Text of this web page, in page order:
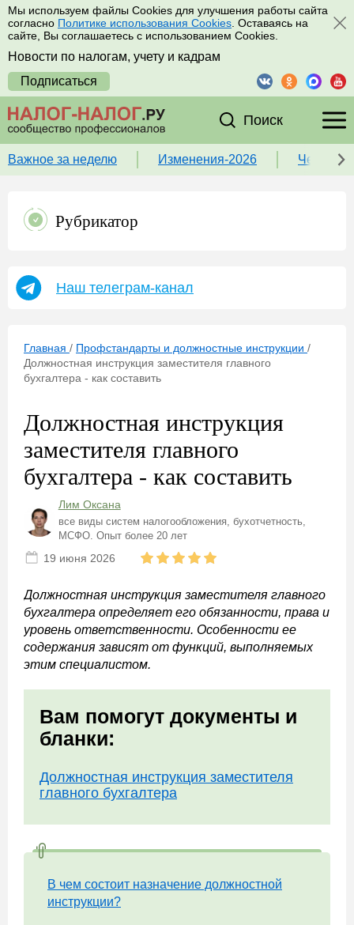
Мы используем файлы Cookies для улучшения работы сайта
согласно Политике использования Cookies . Оставаясь на
сайте, Вы соглашаетесь с использованием Cookies.
Новости по налогам, учету и кадрам
Подписаться
Поиск
Важное за неделю Изменения-2026 Чек-
Рубрикатор
Наш телеграм-канал
Главная / Профстандарты и должностные инструкции /
Должностная инструкция заместителя главного
бухгалтера - как составить
Должностная инструкция
заместителя главного
бухгалтера - как составить
Лим Оксана
все виды систем налогообложения, бухотчетность,
МСФО. Опыт более 20 лет
19 июня 2026
Должностная инструкция заместителя главного
бухгалтера определяет его обязанности, права и
уровень ответственности. Особенности ее
содержания зависят от функций, выполняемых
этим специалистом.
Вам помогут документы и
бланки:
Должностная инструкция заместителя
главного бухгалтера
В чем состоит назначение должностной
инструкции?